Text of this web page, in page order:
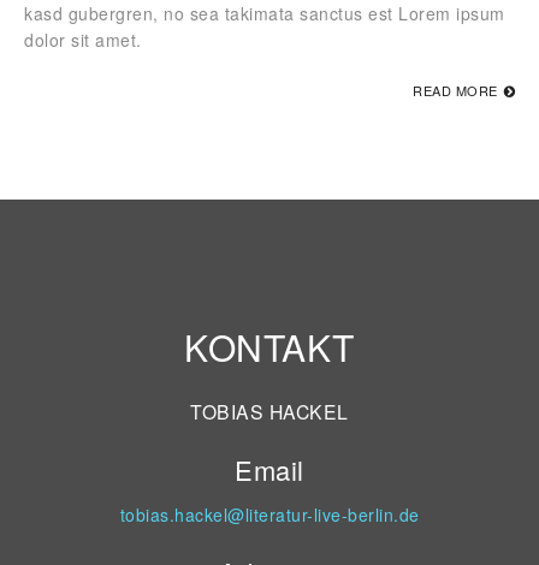
kasd gubergren, no sea takimata sanctus est Lorem ipsum
dolor sit amet.
READ MORE
KONTAKT
TOBIAS HACKEL
Email
tobias.hackel@literatur-live-berlin.de